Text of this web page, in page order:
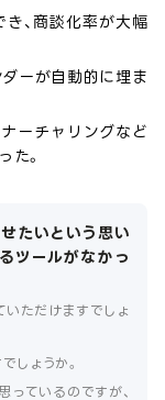
、商談化率が大幅
ーが自動的に埋ま
ーチャリングなど
た。
たいという思い
ツールがなかっ
いただけますでしょ
しょうか。
ているのですが、